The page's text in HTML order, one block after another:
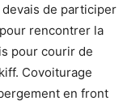
de participer
rencontrer la
pour courir de
Covoiturage
en front